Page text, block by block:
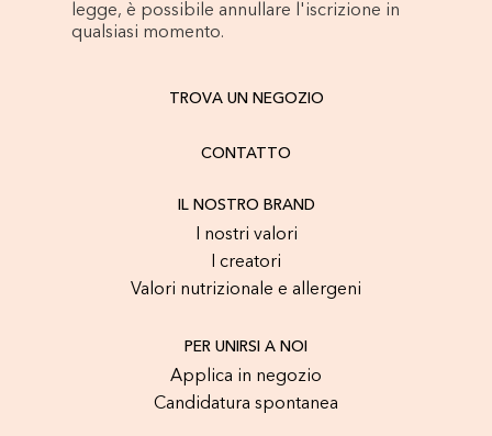
legge, è possibile annullare l'iscrizione in
qualsiasi momento.
TROVA UN NEGOZIO
CONTATTO
IL NOSTRO BRAND
I nostri valori
I creatori
Valori nutrizionale e allergeni
PER UNIRSI A NOI
Applica in negozio
Candidatura spontanea